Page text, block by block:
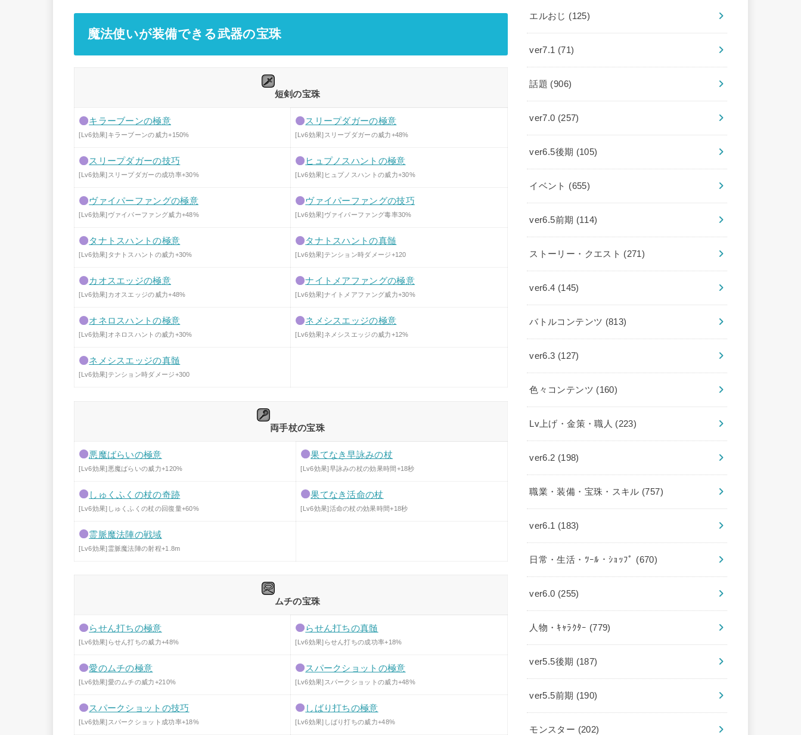
魔法使いが装備できる武器の宝珠
短剣の宝珠
キラーブーンの極意
[Lv6効果]キラーブーンの威力+150%
スリープダガーの極意
[Lv6効果]スリープダガーの威力+48%
スリープダガーの技巧
[Lv6効果]スリープダガーの成功率+30%
ヒュプノスハントの極意
[Lv6効果]ヒュプノスハントの威力+30%
ヴァイパーファングの極意
[Lv6効果]ヴァイパーファング威力+48%
ヴァイパーファングの技巧
[Lv6効果]ヴァイパーファング毒率30%
タナトスハントの極意
[Lv6効果]タナトスハントの威力+30%
タナトスハントの真髄
[Lv6効果]テンション時ダメージ+120
カオスエッジの極意
[Lv6効果]カオスエッジの威力+48%
ナイトメアファングの極意
[Lv6効果]ナイトメアファング威力+30%
オネロスハントの極意
[Lv6効果]オネロスハントの威力+30%
ネメシスエッジの極意
[Lv6効果]ネメシスエッジの威力+12%
ネメシスエッジの真髄
[Lv6効果]テンション時ダメージ+300
両手杖の宝珠
悪魔ばらいの極意
[Lv6効果]悪魔ばらいの威力+120%
果てなき早詠みの杖
[Lv6効果]早詠みの杖の効果時間+18秒
しゅくふくの杖の奇跡
[Lv6効果]しゅくふくの杖の回復量+60%
果てなき活命の杖
[Lv6効果]活命の杖の効果時間+18秒
霊脈魔法陣の戦域
[Lv6効果]霊脈魔法陣の射程+1.8m
ムチの宝珠
らせん打ちの極意
[Lv6効果]らせん打ちの威力+48%
らせん打ちの真髄
[Lv6効果]らせん打ちの成功率+18%
愛のムチの極意
[Lv6効果]愛のムチの威力+210%
スパークショットの極意
[Lv6効果]スパークショットの威力+48%
スパークショットの技巧
[Lv6効果]スパークショット成功率+18%
しばり打ちの極意
[Lv6効果]しばり打ちの威力+48%
エルおじ (125)
ver7.1 (71)
話題 (906)
ver7.0 (257)
ver6.5後期 (105)
イベント (655)
ver6.5前期 (114)
ストーリー・クエスト (271)
ver6.4 (145)
バトルコンテンツ (813)
ver6.3 (127)
色々コンテンツ (160)
Lv上げ・金策・職人 (223)
ver6.2 (198)
職業・装備・宝珠・スキル (757)
ver6.1 (183)
日常・生活・ﾂｰﾙ・ｼｮｯﾌﾟ (670)
ver6.0 (255)
人物・ｷｬﾗｸﾀｰ (779)
ver5.5後期 (187)
ver5.5前期 (190)
モンスター (202)